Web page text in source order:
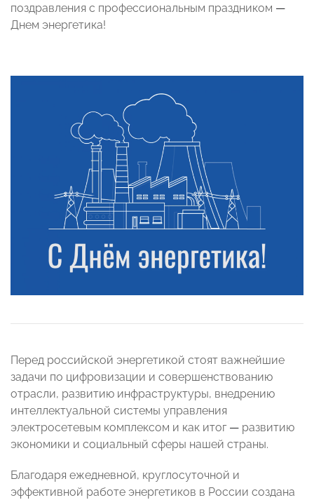
поздравления с профессиональным праздником —
Днем энергетика!
Перед российской энергетикой стоят важнейшие
задачи по цифровизации и совершенствованию
отрасли, развитию инфраструктуры, внедрению
интеллектуальной системы управления
электросетевым комплексом и как итог — развитию
экономики и социальный сферы нашей страны.
Благодаря ежедневной, круглосуточной и
эффективной работе энергетиков в России создана